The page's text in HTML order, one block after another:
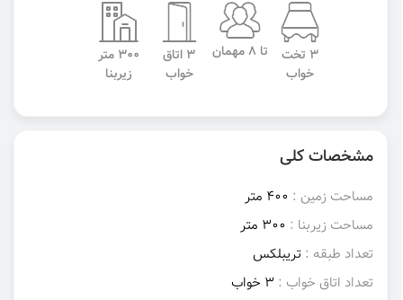
3 تخت
خواب
تا 8 مهمان
3 اتاق
خواب
300 متر
زیربنا
مشخصات کلی
مساحت زمین : 400 متر
مساحت زیربنا : 300 متر
تعداد طبقه : تریبلکس
تعداد اتاق خواب : 3 خواب